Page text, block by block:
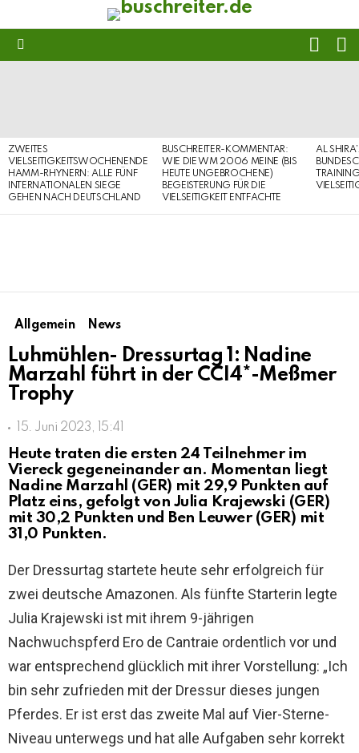
ZWEITES
VIELSEITIGKEITSWOCHENENDE
HAMM-RHYNERN: ALLE FÜNF
INTERNATIONALEN SIEGE
GEHEN NACH DEUTSCHLAND
BUSCHREITER-KOMMENTAR:
WIE DIE WM 2006 MEINE (BIS
HEUTE UNGEBROCHENE)
BEGEISTERUNG FÜR DIE
VIELSEITIGKEIT ENTFACHTE
AL
Allgemein News
Luhmühlen- Dressurtag 1: Nadine
Marzahl führt in der CCI4*-Meßmer
Trophy
15. Juni 2023, 15:41
Heute traten die ersten 24 Teilnehmer im
Viereck gegeneinander an. Momentan liegt
Nadine Marzahl (GER) mit 29,9 Punkten auf
Platz eins, gefolgt von Julia Krajewski (GER)
mit 30,2 Punkten und Ben Leuwer (GER) mit
31,0 Punkten.
Der Dressurtag startete heute sehr erfolgreich für
zwei deutsche Amazonen. Als fünfte Starterin legte
Julia Krajewski ist mit ihrem 9-jährigen
Nachwuchspferd Ero de Cantraie ordentlich vor und
war entsprechend glücklich mit ihrer Vorstellung: „Ich
bin sehr zufrieden mit der Dressur dieses jungen
Pferdes. Er ist erst das zweite Mal auf Vier-Sterne-
Niveau unterwegs und hat alle Aufgaben sehr korrekt